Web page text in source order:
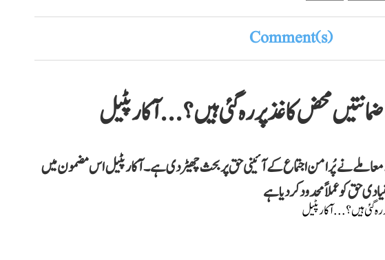
Comment(s)
محض کاغذ پر رہ گئی ہیں؟...آکار پٹیل
معاملے نے پُرامن اجتماع کے آئینی حق پر بحث چھیڑ دی ہے۔ آکار پٹیل اس مضمون میں
حق کو عملاً محدود کر دیا ہے